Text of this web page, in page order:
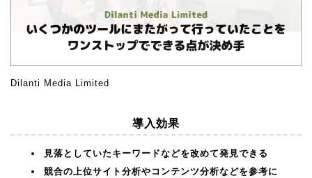
SEOセミナー
SEO資料
ブログ
SEO最新ニュース
Dilanti Media Limited
導入効果
見落としていたキーワードなどを改めて発見できる
競合の上位サイト分析やコンテンツ分析などを参考に